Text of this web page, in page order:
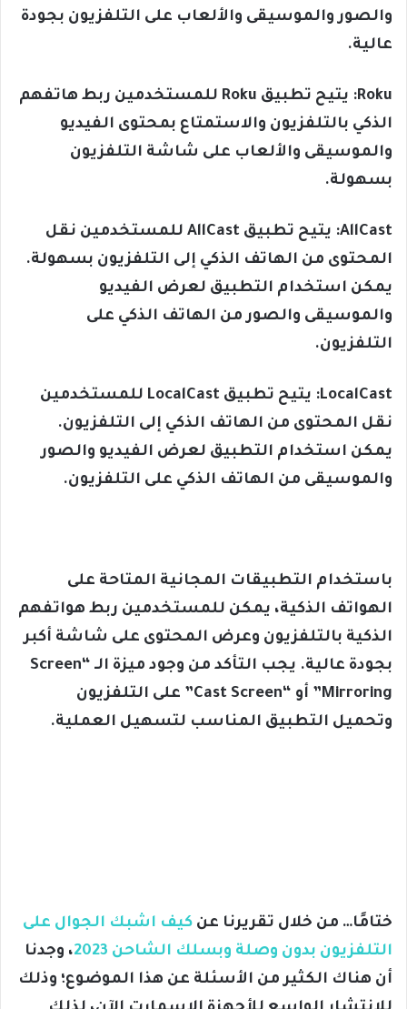
والصور والموسيقى والألعاب على التلفزيون بجودة
عالية.
Roku: يتيح تطبيق Roku للمستخدمين ربط هاتفهم
الذكي بالتلفزيون والاستمتاع بمحتوى الفيديو
والموسيقى والألعاب على شاشة التلفزيون
بسهولة.
AllCast: يتيح تطبيق AllCast للمستخدمين نقل
المحتوى من الهاتف الذكي إلى التلفزيون بسهولة.
يمكن استخدام التطبيق لعرض الفيديو
والموسيقى والصور من الهاتف الذكي على
التلفزيون.
LocalCast: يتيح تطبيق LocalCast للمستخدمين
نقل المحتوى من الهاتف الذكي إلى التلفزيون.
يمكن استخدام التطبيق لعرض الفيديو والصور
والموسيقى من الهاتف الذكي على التلفزيون.
باستخدام التطبيقات المجانية المتاحة على
الهواتف الذكية، يمكن للمستخدمين ربط هواتفهم
الذكية بالتلفزيون وعرض المحتوى على شاشة أكبر
بجودة عالية. يجب التأكد من وجود ميزة الـ “Screen
Mirroring” أو “Cast Screen” على التلفزيون
وتحميل التطبيق المناسب لتسهيل العملية.
ختامًا… من خلال تقريرنا عن كيف اشبك الجوال على
التلفزيون بدون وصلة وبسلك الشاحن 2023
، وجدنا
أن هناك الكثير من الأسئلة عن هذا الموضوع؛ وذلك